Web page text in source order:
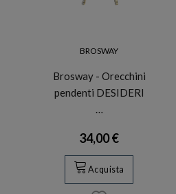
BROSWAY
Brosway - Orecchini
pendenti DESIDERI
…
34,00 €
Acquista